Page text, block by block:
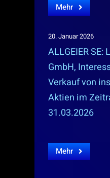
Mehr
20. Januar 2026
ALLGEIER
GmbH,
Verkauf von
Aktien im
31.03.2026
Mehr